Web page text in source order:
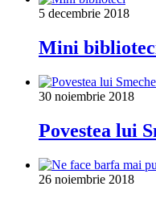
5 decembrie 2018
Mini
30 noiembrie 2018
Povestea lui
26 noiembrie 2018